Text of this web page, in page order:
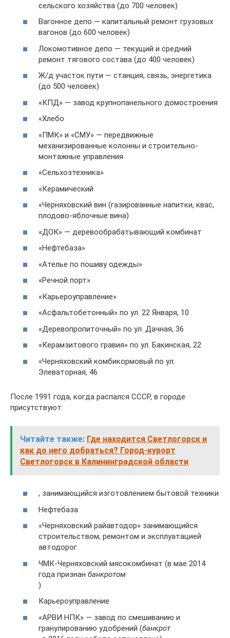
сельского хозяйства (до 700 человек)
Вагонное депо — капитальный ремонт грузовых
вагонов (до 600 человек)
Локомотивное депо — текущий и средний
ремонт тягового состава (до 400 человек)
Ж/д участок пути — станция, связь, энергетика
(до 500 человек)
«КПД» — завод крупнопанельного домостроения
«Хлебо
«ПМК» и «СМУ» — передвижные
механизированные колонны и строительно-
монтажные управления
«Сельхозтехника»
«Керамический
«Черняховский вин (газированные напитки, квас,
плодово-яблочные вина)
«ДОК» — деревообрабатывающий комбинат
«Нефтебаза»
«Ателье по пошиву одежды»
«Речной порт»
«Карьероуправление»
«Асфальтобетонный» по ул. 22 Января, 10
«Деревопропиточный» по ул. Дачная, 36
«Керамзитового гравия» по ул. Бакинская, 22
«Черняховский комбикормовый по ул.
Элеваторная, 46
После 1991 года, когда распался СССР, в городе
присутствуют:
Читайте также: Где находится Светлогорск и
как до него добраться? Город-курорт
Светлогорск в Калининградской области
, занимающийся изготовлением бытовой техники
Нефтебаза
«Черняховский райавтодор» занимающийся
строительством, ремонтом и эксплуатацией
автодорог
ЧМК-Черняховский мясокомбинат (в мае 2014
года признан банкротом
)
Карьероуправление
«АРВИ НПК» — завод по смешиванию и
гранулированию удобрений (банкрот